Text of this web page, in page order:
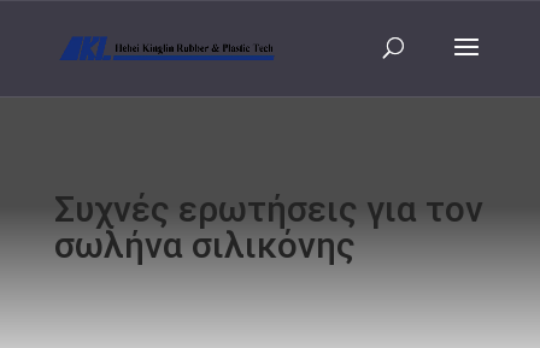
Συχνές ερωτήσεις για τον
σωλήνα σιλικόνης